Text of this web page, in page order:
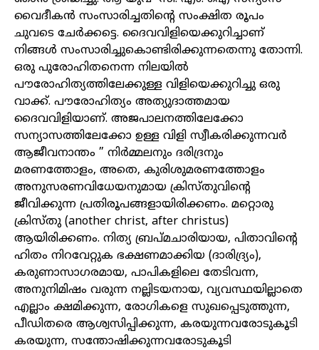
വൈദീകൻ സംസാരിച്ചതിന്റെ സംക്ഷിത രൂപം
ചുവടെ ചേർക്കട്ടെ. ദൈവവിളിയെക്കുറിച്ചാണ്
നിങ്ങൾ സംസാരിച്ചുകൊണ്ടിരിക്കുന്നതെന്നു തോന്നി.
ഒരു പുരോഹിതനെന്ന നിലയിൽ
പൗരോഹിത്യത്തിലേക്കുള്ള വിളിയെക്കുറിച്ചു ഒരു
വാക്ക്. പൗരോഹിത്യം അത്യുദാത്തമായ
ദൈവവിളിയാണ്. അജപാലനത്തിലേക്കോ
സന്യാസത്തിലേക്കോ ഉള്ള വിളി സ്വീകരിക്കുന്നവർ
ആജീവനാന്തം ” നിർമ്മലനും ദരിദ്രനും
മരണത്തോളം, അതെ, കുരിശുമരണത്തോളം
അനുസരണവിധേയനുമായ ക്രിസ്തുവിന്റെ
ജീവിക്കുന്ന പ്രതിരൂപങ്ങളായിരിക്കണം. മറ്റൊരു
ക്രിസ്തു (another christ, after christus)
ആയിരിക്കണം. നിത്യ ബ്രപ്മചാരിയായ, പിതാവിന്റെ
ഹിതം നിറവേറ്റുക ഭക്ഷണമാക്കിയ (ദാരിദ്ര്യം),
കരുണാസാഗരമായ, പാപികളിലെ തേടിവന്ന,
അനുനിമിഷം വരുന്ന നല്ലിടയനായ, വ്യവസ്ഥയില്ലാതെ
എല്ലാം ക്ഷമിക്കുന്ന, രോഗികളെ സുഖപ്പെടുത്തുന്ന,
പീഡിതരെ ആശ്വസിപ്പിക്കുന്ന, കരയുന്നവരോടുകൂടി
കരയുന്ന, സന്തോഷിക്കുന്നവരോടുകൂടി